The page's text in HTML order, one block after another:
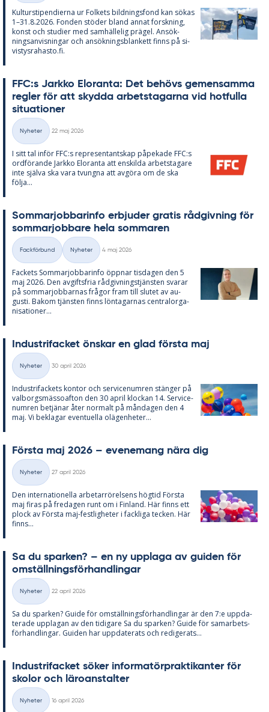
Kul­tursti­pen­di­er­na ur Fol­kets bild­nings­fond kan sö­kas
1–31.8.2026. Fon­den stö­der bland an­nat forsk­ning,
konst och stu­di­er med sam­häl­le­lig prä­gel. An­sök­
nings­an­vis­ning­ar och an­sök­nings­blan­kett fin­ns på si­
vis­tys­ra­has­to.fi.
FFC:s Jark­ko Elo­ran­ta: Det be­hö­vs ge­men­sam­ma
reg­ler för att skyd­da ar­bets­ta­gar­na vid hot­ful­la
si­tu­a­tio­ner
Kategorier
Nyheter
22 maj 2026
I sitt tal in­för FFC:s re­pre­sen­tant­skap på­pe­ka­de FFC:s
ord­fö­ran­de Jark­ko Elo­ran­ta att en­skil­da ar­bets­ta­ga­re
inte själva ska vara tvung­na att av­gö­ra om de ska
följa...
Som­mar­job­ba­rin­fo er­bju­der gra­tis råd­giv­ning för
som­mar­job­ba­re hela som­ma­ren
Kategorier
Fackförbund Nyheter
4 maj 2026
Fac­kets Som­mar­job­ba­rin­fo öpp­nar tis­da­gen den 5
maj 2026. Den av­gifts­fria råd­giv­nings­tjäns­ten sva­rar
på som­mar­job­bar­nas frå­gor fram till slu­tet av au­
gusti. Bakom tjäns­ten fin­ns lön­ta­gar­nas cen­tral­or­ga­
ni­sa­tio­ner...
In­du­stri­fac­ket öns­kar en glad förs­ta maj
Kategorier
Nyheter
30 april 2026
In­du­stri­fac­kets kon­tor och ser­vice­num­ren stäng­er på
val­borgs­mäs­so­af­ton den 30 april kloc­kan 14. Ser­vice­
num­ren be­tjä­nar åter nor­malt på mån­da­gen den 4
maj. Vi be­kla­gar even­tu­el­la olä­gen­he­ter...
Förs­ta maj 2026 – eve­ne­mang nära dig
Kategorier
Nyheter
27 april 2026
Den in­ter­na­tio­nel­la ar­be­tar­rö­rel­sens hög­tid Förs­ta
maj fi­ras på fre­da­gen runt om i Fin­land. Här fin­ns ett
plock av Förs­ta maj-fest­lig­he­ter i fack­li­ga tec­ken. Här
fin­ns...
Sa du spar­ken? – en ny upp­laga av gui­den för
om­ställ­nings­för­hand­ling­ar
Kategorier
Nyheter
22 april 2026
Sa du spar­ken? Guide för om­ställ­nings­för­hand­ling­ar är den 7:e upp­da­
te­ra­de upp­la­gan av den ti­di­ga­re Sa du spar­ken? Guide för sam­ar­bets­
för­hand­ling­ar. Gui­den har upp­da­te­ra­ts och re­di­ge­ra­ts...
In­du­stri­fac­ket sö­ker in­for­ma­törprak­ti­kan­ter för
sko­lor och läro­an­stal­ter
Kategorier
Nyheter
16 april 2026